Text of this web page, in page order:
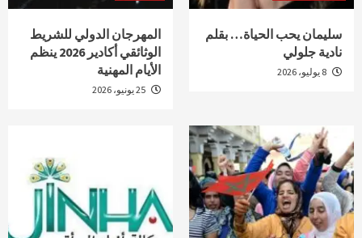
سليمان يحب الحياة… بقلم
نادية جلولي
المهرجان الدولي للشريط
الوثائقي أكادير 2026 ينظم
الأيام المهنية